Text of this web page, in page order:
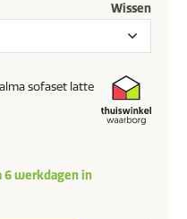
Wissen
sofaset latte
6 werkdagen in